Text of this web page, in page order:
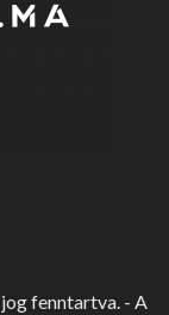
fenntartva. - A